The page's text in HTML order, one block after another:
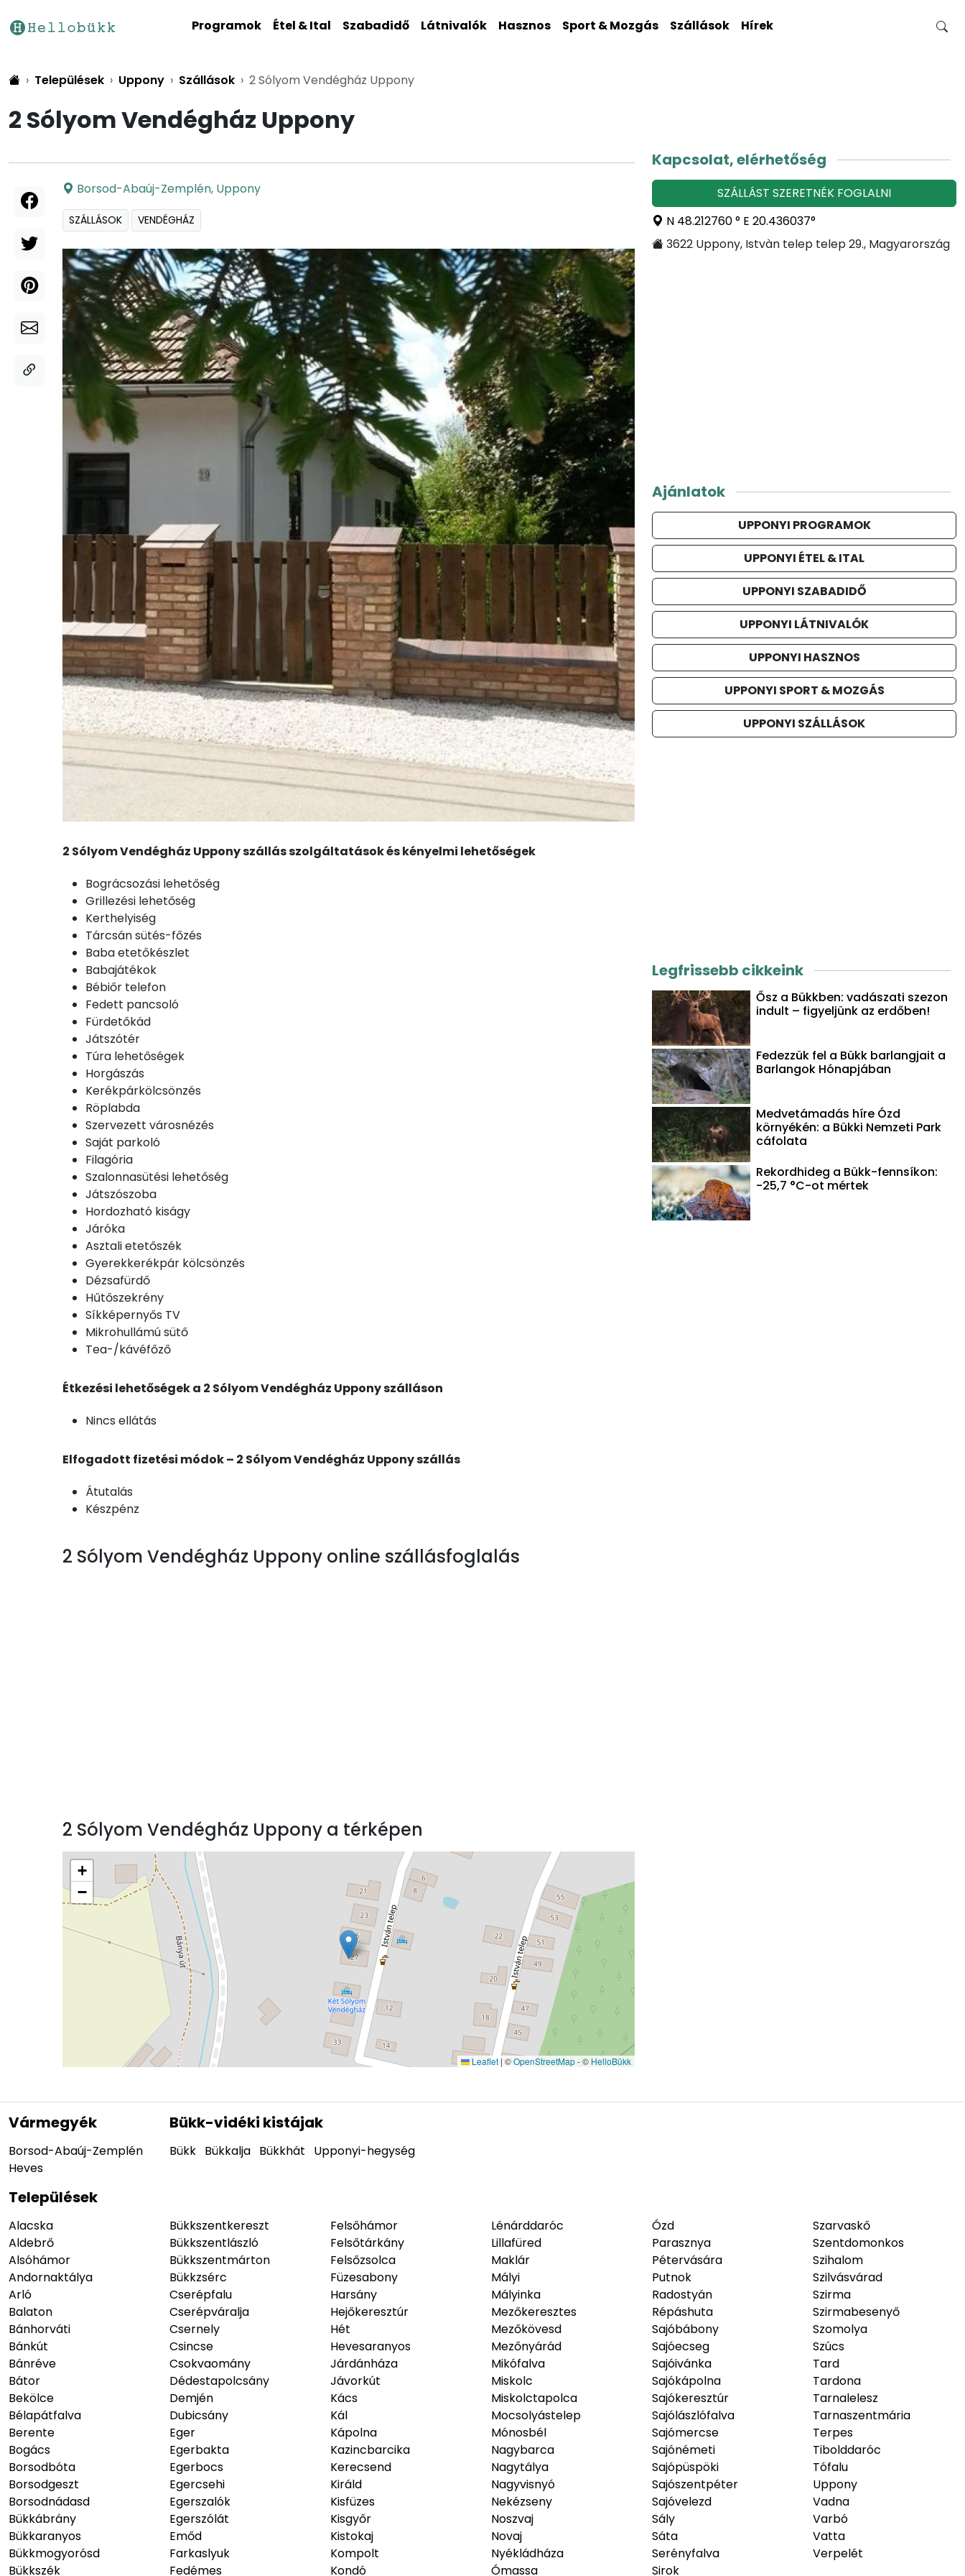
Programok Étel & Ital Szabadidő Látnivalók Hasznos Sport & Mozgás Szállások Hírek
Települések Uppony Szállások 2 Sólyom Vendégház Uppony
2 Sólyom Vendégház Uppony
Borsod-Abaúj-Zemplén, Uppony
SZÁLLÁSOK VENDÉGHÁZ
2 Sólyom Vendégház Uppony szállás szolgáltatások és kényelmi lehetőségek
Bográcsozási lehetőség
Grillezési lehetőség
Kerthelyiség
Tárcsán sütés-főzés
Baba etetőkészlet
Babajátékok
Bébiőr telefon
Fedett pancsoló
Fürdetőkád
Játszótér
Túra lehetőségek
Horgászás
Kerékpárkölcsönzés
Röplabda
Szervezett városnézés
Saját parkoló
Filagória
Szalonnasütési lehetőség
Játszószoba
Hordozható kiságy
Járóka
Asztali etetőszék
Gyerekkerékpár kölcsönzés
Dézsafürdő
Hűtőszekrény
Síkképernyős TV
Mikrohullámú sütő
Tea-/kávéfőző
Étkezési lehetőségek a 2 Sólyom Vendégház Uppony szálláson
Nincs ellátás
Elfogadott fizetési módok – 2 Sólyom Vendégház Uppony szállás
Átutalás
Készpénz
2 Sólyom Vendégház Uppony online szállásfoglalás
2 Sólyom Vendégház Uppony a térképen
+
−
Leaflet | ©OpenStreetMap- © HelloBükk
Kapcsolat, elérhetőség
SZÁLLÁST SZERETNÉK FOGLALNI
N 48.212760 ° E 20.436037°
3622 Uppony, Istvàn telep telep 29., Magyarország
Ajánlatok
UPPONYI PROGRAMOK
UPPONYI ÉTEL & ITAL
UPPONYI SZABADIDŐ
UPPONYI LÁTNIVALÓK
UPPONYI HASZNOS
UPPONYI SPORT & MOZGÁS
UPPONYI SZÁLLÁSOK
Legfrissebb cikkeink
Ősz a Bükkben: vadászati szezon
indult – figyeljünk az erdőben!
Fedezzük fel a Bükk barlangjait a
Barlangok Hónapjában
Medvetámadás híre Ózd
környékén: a Bükki Nemzeti Park
cáfolata
Rekordhideg a Bükk-fennsíkon:
-25,7 °C-ot mértek
Vármegyék
Borsod-Abaúj-Zemplén
Heves
Bükk-vidéki kistájak
Bükk Bükkalja Bükkhát Upponyi-hegység
Települések
Alacska
Aldebrő
Alsóhámor
Andornaktálya
Arló
Balaton
Bánhorváti
Bánkút
Bánréve
Bátor
Bekölce
Bélapátfalva
Berente
Bogács
Borsodbóta
Borsodgeszt
Borsodnádasd
Bükkábrány
Bükkaranyos
Bükkmogyorósd
Bükkszék
Bükkszentkereszt
Bükkszentlászló
Bükkszentmárton
Bükkzsérc
Cserépfalu
Cserépváralja
Csernely
Csincse
Csokvaomány
Dédestapolcsány
Demjén
Dubicsány
Eger
Egerbakta
Egerbocs
Egercsehi
Egerszalók
Egerszólát
Emőd
Farkaslyuk
Fedémes
Felsőhámor
Felsőtárkány
Felsőzsolca
Füzesabony
Harsány
Hejőkeresztúr
Hét
Hevesaranyos
Járdánháza
Jávorkút
Kács
Kál
Kápolna
Kazincbarcika
Kerecsend
Királd
Kisfüzes
Kisgyőr
Kistokaj
Kompolt
Kondó
Lénárddaróc
Lillafüred
Maklár
Mályi
Mályinka
Mezőkeresztes
Mezőkövesd
Mezőnyárád
Mikófalva
Miskolc
Miskolctapolca
Mocsolyástelep
Mónosbél
Nagybarca
Nagytálya
Nagyvisnyó
Nekézseny
Noszvaj
Novaj
Nyékládháza
Ómassa
Ózd
Parasznya
Pétervására
Putnok
Radostyán
Répáshuta
Sajóbábony
Sajóecseg
Sajóivánka
Sajókápolna
Sajókeresztúr
Sajólászlófalva
Sajómercse
Sajónémeti
Sajópüspöki
Sajószentpéter
Sajóvelezd
Sály
Sáta
Serényfalva
Sirok
Szarvaskő
Szentdomonkos
Szihalom
Szilvásvárad
Szirma
Szirmabesenyő
Szomolya
Szúcs
Tard
Tardona
Tarnalelesz
Tarnaszentmária
Terpes
Tibolddaróc
Tófalu
Uppony
Vadna
Varbó
Vatta
Verpelét